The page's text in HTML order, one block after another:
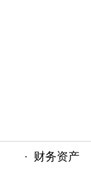
· 财务资产